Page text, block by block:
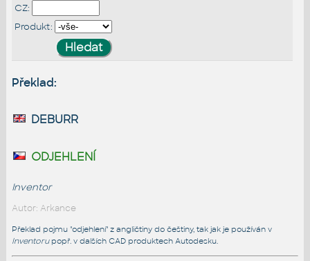
CZ:
Produkt:
Překlad:
deburr
odjehlení
Inventor
Autor: Arkance
Překlad pojmu "odjehlení" z angličtiny do češtiny, tak jak je používán v
Inventorupopř. v dalších CAD produktech Autodesku.